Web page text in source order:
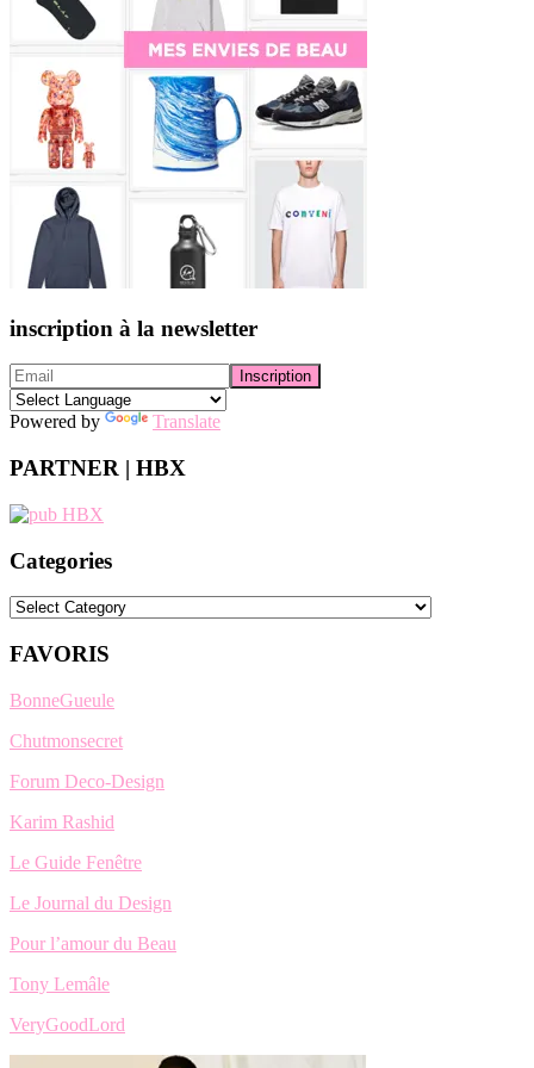
inscription à la newsletter
Powered by Translate
PARTNER | HBX
Categories
Categories
FAVORIS
BonneGueule
Chutmonsecret
Forum Deco-Design
Karim Rashid
Le Guide Fenêtre
Le Journal du Design
Pour l’amour du Beau
Tony Lemâle
VeryGoodLord